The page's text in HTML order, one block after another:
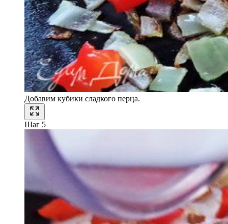
Добавим кубики сладкого перца.
Шаг 5